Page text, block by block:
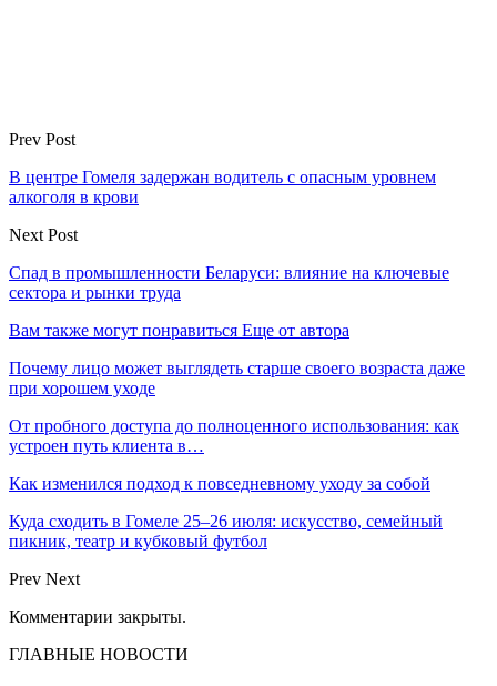
Prev Post
В центре Гомеля задержан водитель с опасным уровнем
алкоголя в крови
Next Post
Спад в промышленности Беларуси: влияние на ключевые
сектора и рынки труда
Вам также могут понравиться Еще от автора
Почему лицо может выглядеть старше своего возраста даже
при хорошем уходе
От пробного доступа до полноценного использования: как
устроен путь клиента в…
Как изменился подход к повседневному уходу за собой
Куда сходить в Гомеле 25–26 июля: искусство, семейный
пикник, театр и кубковый футбол
Prev Next
Комментарии закрыты.
ГЛАВНЫЕ НОВОСТИ